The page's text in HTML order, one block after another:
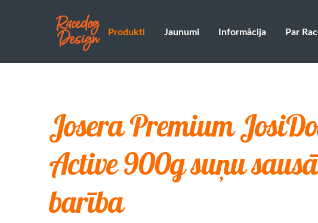
Produkti Jaunumi Informācija Par
Josera Premium
Active 900g suņu sausā
barība